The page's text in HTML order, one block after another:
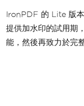
IronPDF 的 Lite 版
提供加水印的試用期
能，然後再致力於完